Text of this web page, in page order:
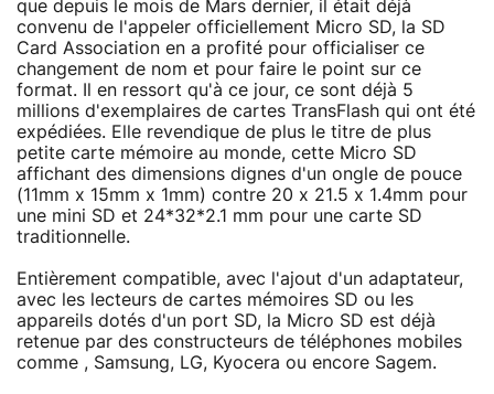
que depuis le mois de Mars dernier, il était déjà
convenu de l'appeler officiellement Micro SD, la SD
Card Association en a profité pour officialiser ce
changement de nom et pour faire le point sur ce
format. Il en ressort qu'à ce jour, ce sont déjà 5
millions d'exemplaires de cartes TransFlash qui ont été
expédiées. Elle revendique de plus le titre de plus
petite carte mémoire au monde, cette Micro SD
affichant des dimensions dignes d'un ongle de pouce
(11mm x 15mm x 1mm) contre 20 x 21.5 x 1.4mm pour
une mini SD et 24*32*2.1 mm pour une carte SD
traditionnelle.
Entièrement compatible, avec l'ajout d'un adaptateur,
avec les lecteurs de cartes mémoires SD ou les
appareils dotés d'un port SD, la Micro SD est déjà
retenue par des constructeurs de téléphones mobiles
comme , Samsung, LG, Kyocera ou encore Sagem.